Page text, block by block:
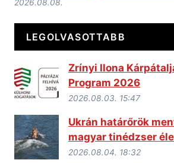
2026.08.08.
LEGOLVASOTTABB
Zrínyi Ilona
Program 2026
2026.08.03. 15:47
Ukrán határőrök
magyar tinédzser
2026.08.04. 18:32